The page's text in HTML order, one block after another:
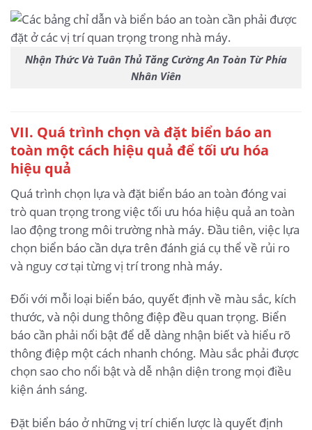
Nhận Thức Và Tuân Thủ Tăng Cường An Toàn Từ Phía
Nhân Viên
VII. Quá trình chọn và đặt biển báo an
toàn một cách hiệu quả để tối ưu hóa
hiệu quả
Quá trình chọn lựa và đặt biển báo an toàn đóng vai
trò quan trọng trong việc tối ưu hóa hiệu quả an toàn
lao động trong môi trường nhà máy. Đầu tiên, việc lựa
chọn biển báo cần dựa trên đánh giá cụ thể về rủi ro
và nguy cơ tại từng vị trí trong nhà máy.
Đối với mỗi loại biển báo, quyết định về màu sắc, kích
thước, và nội dung thông điệp đều quan trọng. Biển
báo cần phải nổi bật để dễ dàng nhận biết và hiểu rõ
thông điệp một cách nhanh chóng. Màu sắc phải được
chọn sao cho nổi bật và dễ nhận diện trong mọi điều
kiện ánh sáng.
Đặt biển báo ở những vị trí chiến lược là quyết định